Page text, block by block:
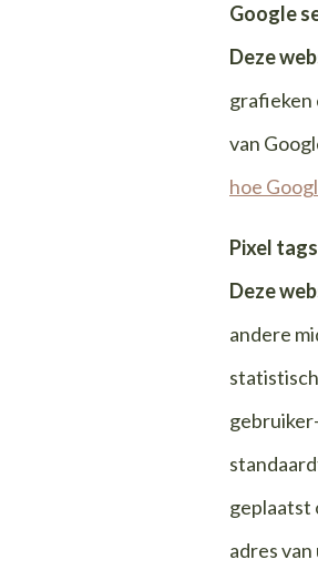
Google
Deze
grafieken
van
hoe
Pixel tags
Deze
andere
geplaatst
adres